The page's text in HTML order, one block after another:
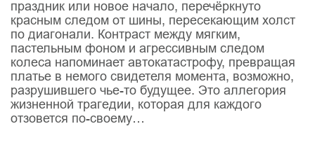
праздник или новое начало, перечёркнуто
красным следом от шины, пересекающим холст
по диагонали. Контраст между мягким,
пастельным фоном и агрессивным следом
колеса напоминает автокатастрофу, превращая
платье в немого свидетеля момента, возможно,
разрушившего чье-то будущее. Это аллегория
жизненной трагедии, которая для каждого
отзовется по-своему…